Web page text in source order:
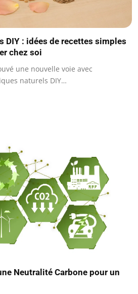
DIY : idées de recettes simples
chez soi
une nouvelle voie avec
naturels DIY…
Neutralité Carbone pour un